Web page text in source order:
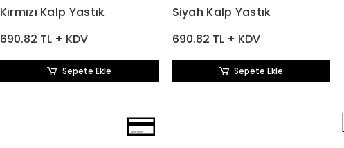
Kırmızı Kalp Yastık
690.82 TL + KDV
Sepete Ekle
Siyah Kalp Yastık
690.82 TL + KDV
Sepete Ekle